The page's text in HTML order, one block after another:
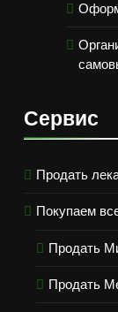
Сервис
Продать
Покупаем
Продать
Продать